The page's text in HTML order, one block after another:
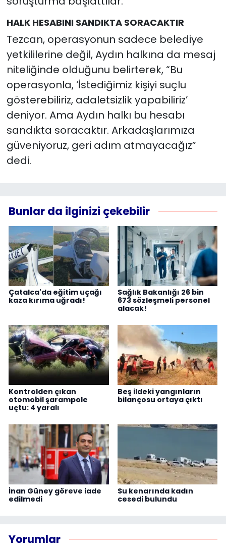
HALK HESABINI SANDIKTA SORACAKTIR
Tezcan, operasyonun sadece belediye
yetkililerine değil, Aydın halkına da mesaj
niteliğinde olduğunu belirterek, “Bu
operasyonla, ‘İstediğimiz kişiyi suçlu
gösterebiliriz, adaletsizlik yapabiliriz’
deniyor. Ama Aydın halkı bu hesabı
sandıkta soracaktır. Arkadaşlarımıza
güveniyoruz, geri adım atmayacağız”
dedi.
Bunlar da ilginizi çekebilir
Çatalca'da eğitim uçağı
kaza kırıma uğradı!
Sağlık Bakanlığı 26 bin
673 sözleşmeli personel
alacak!
Kontrolden çıkan
otomobil şarampole
uçtu: 4 yaralı
Beş ildeki yangınların
bilançosu ortaya çıktı
İnan Güney göreve iade
edilmedi
Su kenarında kadın
cesedi bulundu
Yorumlar